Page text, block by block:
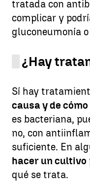
tratada con
complicar y
gluconeumonía
¿Hay
Sí hay
causa y de
es bacteriana,
no, con
suficiente. En
hacer un cultivo
qué se trata.